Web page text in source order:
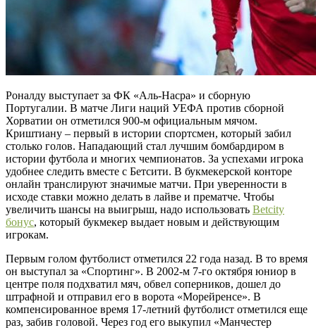
Роналду выступает за ФК «Аль-Насра» и сборную
Португалии. В матче Лиги наций УЕФА против сборной
Хорватии он отметился 900-м официальным мячом.
Криштиану – первый в истории спортсмен, который забил
столько голов. Нападающий стал лучшим бомбардиром в
истории футбола и многих чемпионатов. За успехами игрока
удобнее следить вместе с Бетсити. В букмекерской конторе
онлайн транслируют значимые матчи. При уверенности в
исходе ставки можно делать в лайве и прематче. Чтобы
увеличить шансы на выигрыш, надо использовать Betcity
бонус, который букмекер выдает новым и действующим
игрокам.
Первым голом футболист отметился 22 года назад. В то время
он выступал за «Спортинг». В 2002-м 7-го октября юниор в
центре поля подхватил мяч, обвел соперников, дошел до
штрафной и отправил его в ворота «Морейренсе». В
компенсированное время 17-летний футболист отметился еще
раз, забив головой. Через год его выкупил «Манчестер